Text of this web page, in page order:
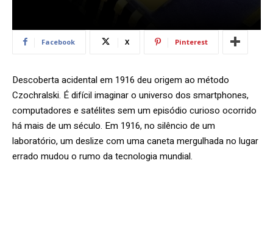
Facebook X Pinterest
Descoberta acidental em 1916 deu origem ao método
Czochralski. É difícil imaginar o universo dos smartphones,
computadores e satélites sem um episódio curioso ocorrido
há mais de um século. Em 1916, no silêncio de um
laboratório, um deslize com uma caneta mergulhada no lugar
errado mudou o rumo da tecnologia mundial.